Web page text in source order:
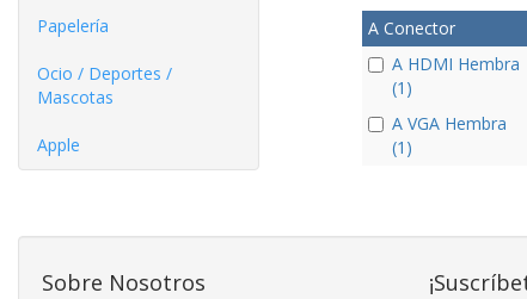
Papelería
Ocio / Deportes /
Mascotas
Apple
A Conector
A HDMI Hembra
(1)
A VGA Hembra
(1)
Sobre Nosotros